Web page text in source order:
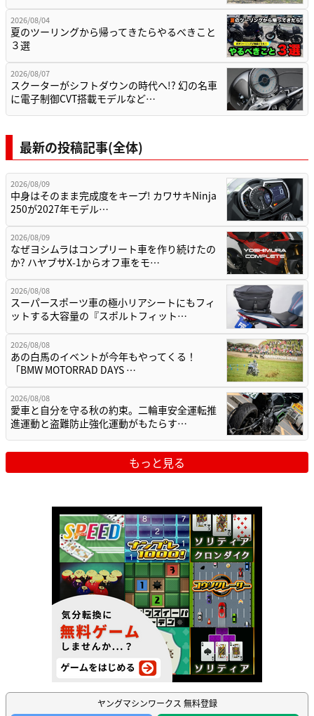
2026/08/04
夏のツーリングから帰ってきたらやるべきこと
３選
2026/08/07
スクーターがシフトダウンの時代へ!? 幻の名車
に電子制御CVT搭載モデルなど…
最新の投稿記事(全体)
2026/08/09
中身はそのまま完成度をキープ! カワサキNinja
250が2027年モデル…
2026/08/09
なぜヨシムラはコンプリート車を作り続けたの
か? ハヤブサX-1からオフ車をモ…
2026/08/08
スーパースポーツ車の極小リアシートにもフィ
ットする大容量の『スポルトフィット…
2026/08/08
あの白馬のイベントが今年もやってくる！
「BMW MOTORRAD DAYS …
2026/08/08
愛車と自分を守る秋の約束。二輪車安全運転推
進運動と盗難防止強化運動がもたらす…
もっと見る
ヤングマシンワークス 無料登録